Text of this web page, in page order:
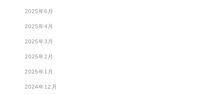
2025年6月
2025年4月
2025年3月
2025年2月
2025年1月
2024年12月